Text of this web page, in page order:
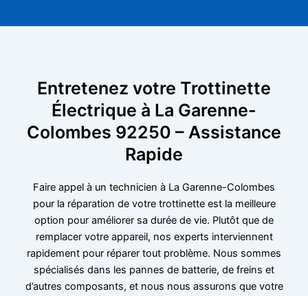
Entretenez votre Trottinette
Électrique à La Garenne-
Colombes 92250 – Assistance
Rapide
Faire appel à un technicien à La Garenne-Colombes
pour la réparation de votre trottinette est la meilleure
option pour améliorer sa durée de vie. Plutôt que de
remplacer votre appareil, nos experts interviennent
rapidement pour réparer tout problème. Nous sommes
spécialisés dans les pannes de batterie, de freins et
d’autres composants, et nous nous assurons que votre